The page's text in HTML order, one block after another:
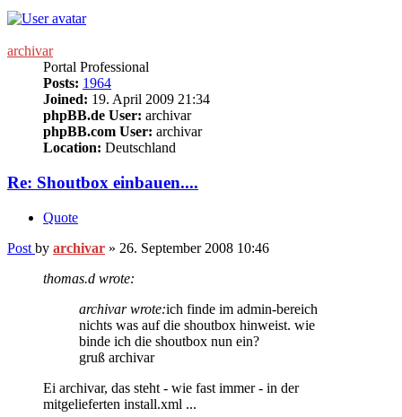
archivar
Portal Professional
Posts: 1964
Joined: 19. April 2009 21:34
phpBB.de User: archivar
phpBB.com User: archivar
Location: Deutschland
Re: Shoutbox einbauen....
Quote
Post by archivar » 26. September 2008 10:46
thomas.d wrote:
archivar wrote:ich finde im admin-bereich
nichts was auf die shoutbox hinweist. wie
binde ich die shoutbox nun ein?
gruß archivar
Ei archivar, das steht - wie fast immer - in der
mitgelieferten install.xml ...